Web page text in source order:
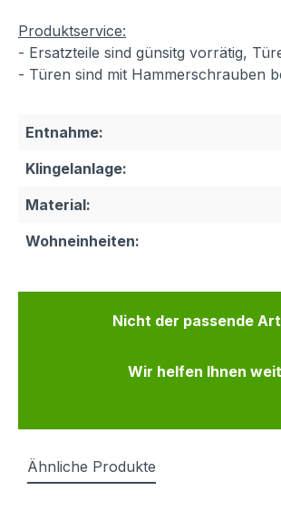
Produktservice:
- Ersatzteile sind günsitg vorrätig,
- Türen sind mit Hammerschrauben
Entnahme:
Klingelanlage:
Material:
Wohneinheiten:
Nicht der passende
Wir helfen Ihnen
Ähnliche Produkte